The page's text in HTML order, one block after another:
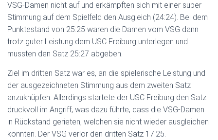
VSG-Damen nicht auf und erkämpften sich mit einer super
Stimmung auf dem Spielfeld den Ausgleich (24:24). Bei dem
Punktestand von 25:25 waren die Damen vom VSG dann
trotz guter Leistung dem USC Freiburg unterlegen und
mussten den Satz 25:27 abgeben.
Ziel im dritten Satz war es, an die spielerische Leistung und
der ausgezeichneten Stimmung aus dem zweiten Satz
anzuknüpfen. Allerdings startete der USC Freiburg den Satz
druckvoll im Angriff, was dazu führte, dass die VSG-Damen
in Rückstand gerieten, welchen sie nicht wieder ausgleichen
konnten. Der VSG verlor den dritten Satz 17:25.